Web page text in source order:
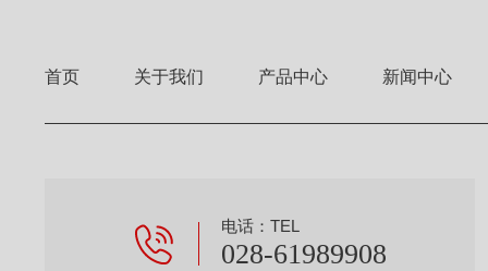
首页 关于我们 产品中心 新闻中心
电话：TEL
028-61989908